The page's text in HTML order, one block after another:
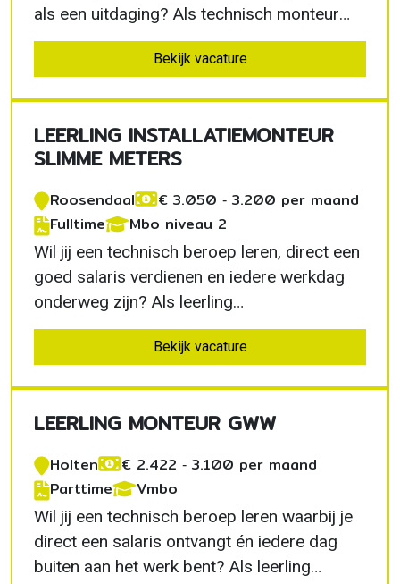
als een uitdaging? Als technisch monteur
werkplaats in Apeldoorn zorg je ervoor dat
materieel veilig en betrouwbaar inzetbaar
deel uit…
Bekijk vacature
LEERLING INSTALLATIEMONTEUR
SLIMME METERS
Roosendaal
€ 3.050 ‐ 3.200 per maand
Fulltime
Mbo niveau 2
Wil jij een technisch beroep leren, direct een
goed salaris verdienen en iedere werkdag
onderweg zijn? Als leerling
installatiemonteur slimme meters in
Roosendaal volg je een volledig betaald
belangrijke bijdrage aan een betrouwbaar…
Bekijk vacature
LEERLING MONTEUR GWW
Holten
€ 2.422 ‐ 3.100 per maand
Parttime
Vmbo
Wil jij een technisch beroep leren waarbij je
direct een salaris ontvangt én iedere dag
buiten aan het werk bent? Als leerling